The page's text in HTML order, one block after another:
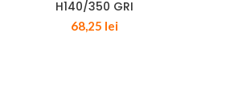
H140/350 GRI
68,25 lei